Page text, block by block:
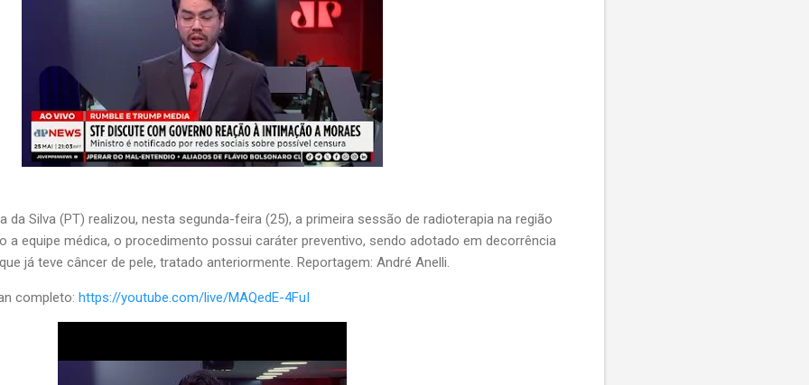
da Silva (PT) realizou, nesta segunda-feira (25), a primeira sessão de radioterapia na região
a equipe médica, o procedimento possui caráter preventivo, sendo adotado em decorrência
já teve câncer de pele, tratado anteriormente. Reportagem: André Anelli.
completo: https://youtube.com/live/MAQedE-4FuI